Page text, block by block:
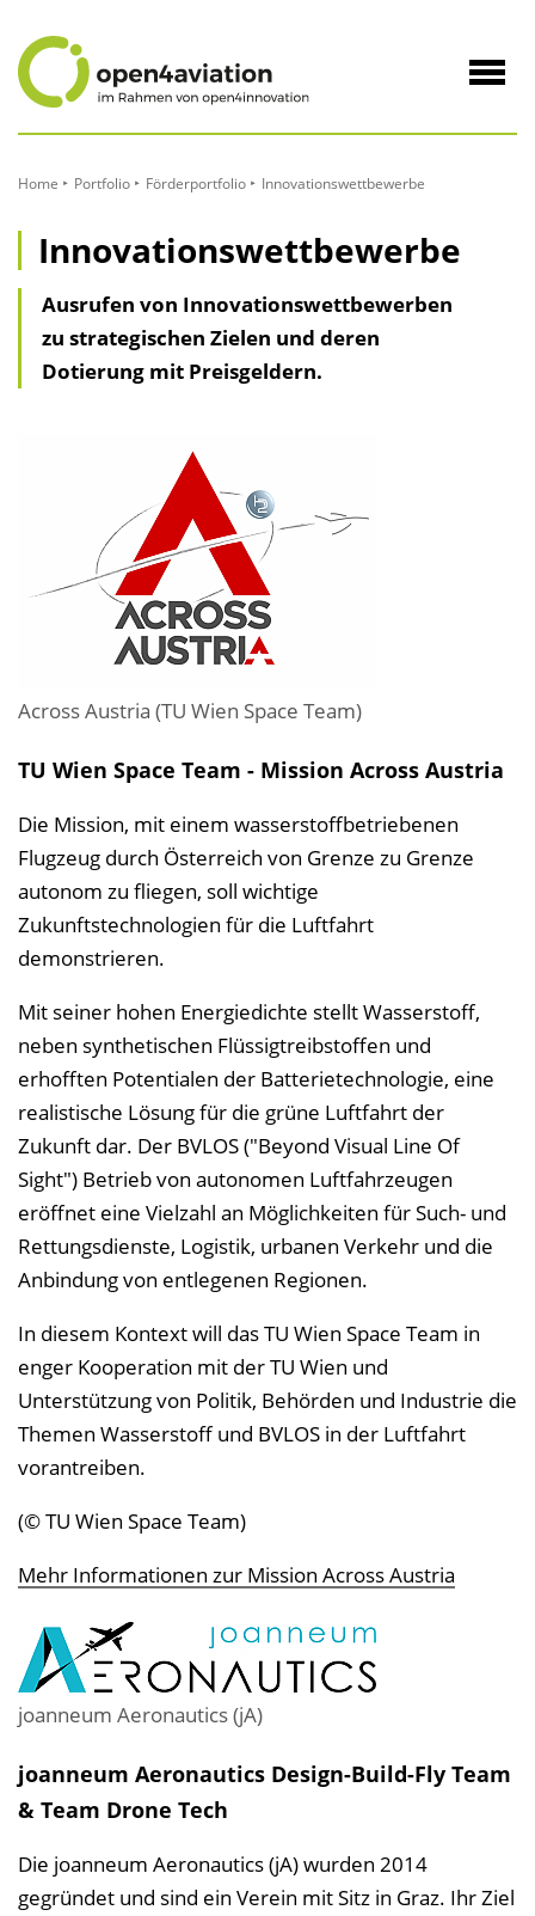
Inhalt
Home Portfolio Förderportfolio Innovationswettbewerbe
Innovationswettbewerbe
Ausrufen von Innovationswettbewerben
zu strategischen Zielen und deren
Dotierung mit Preisgeldern.
Across Austria (TU Wien Space Team)
TU Wien Space Team - Mission Across Austria
Die Mission, mit einem wasserstoffbetriebenen
Flugzeug durch Österreich von Grenze zu Grenze
autonom zu fliegen, soll wichtige
Zukunftstechnologien für die Luftfahrt
demonstrieren.
Mit seiner hohen Energiedichte stellt Wasserstoff,
neben synthetischen Flüssigtreibstoffen und
erhofften Potentialen der Batterietechnologie, eine
realistische Lösung für die grüne Luftfahrt der
Zukunft dar. Der BVLOS ("Beyond Visual Line Of
Sight") Betrieb von autonomen Luftfahrzeugen
eröffnet eine Vielzahl an Möglichkeiten für Such- und
Rettungsdienste, Logistik, urbanen Verkehr und die
Anbindung von entlegenen Regionen.
In diesem Kontext will das TU Wien Space Team in
enger Kooperation mit der TU Wien und
Unterstützung von Politik, Behörden und Industrie die
Themen Wasserstoff und BVLOS in der Luftfahrt
vorantreiben.
(© TU Wien Space Team)
Mehr Informationen zur Mission Across Austria
joanneum Aeronautics (jA)
joanneum Aeronautics Design-Build-Fly Team
& Team Drone Tech
Die joanneum Aeronautics (jA) wurden 2014
gegründet und sind ein Verein mit Sitz in Graz. Ihr Ziel